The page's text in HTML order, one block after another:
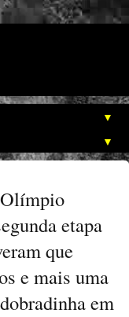
▼
▼
etapa
que
e mais uma
em